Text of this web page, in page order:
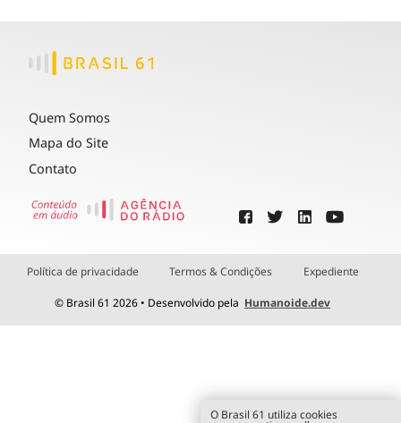
Quem Somos
Mapa do Site
Contato
Política de privacidade Termos & Condições Expediente
© Brasil 61 2026 • Desenvolvido pela Humanoide.dev
O Brasil 61 utiliza cookies